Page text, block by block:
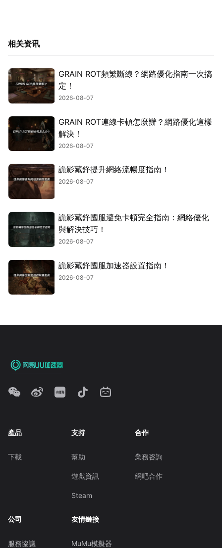
相关资讯
GRAIN ROT頻繁斷線？網路優化指南一次搞
定！
2026-08-07
GRAIN ROT連線卡頓怎麼辦？網路優化這樣
解決！
2026-08-07
詭影藏鋒提升網絡流暢度指南！
2026-08-07
詭影藏鋒國服避免卡頓完全指南：網絡優化
與解決技巧！
2026-08-07
詭影藏鋒國服加速器設置指南！
2026-08-07
產品
下載
支持
幫助
遊戲資訊
Steam
合作
業務咨詢
網吧合作
公司
服務協議
友情鏈接
MuMu模擬器